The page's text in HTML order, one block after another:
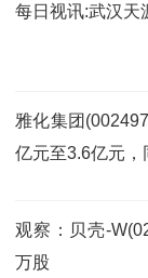
每日视讯:武汉天
雅化集团
亿元至3.6亿元
观察：贝壳-
万股